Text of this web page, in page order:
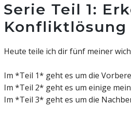
Serie Teil 1:
Konfliktlösung
Heute teile ich dir fünf meiner
Im *Teil 1* geht es um die
Im *Teil 2* geht es um einige
Im *Teil 3* geht es um die